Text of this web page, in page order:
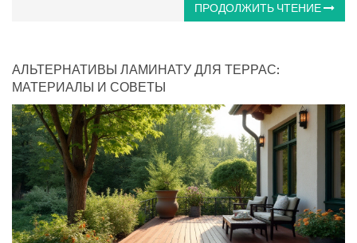
ПРОДОЛЖИТЬ ЧТЕНИЕ
АЛЬТЕРНАТИВЫ ЛАМИНАТУ ДЛЯ ТЕРРАС:
МАТЕРИАЛЫ И СОВЕТЫ